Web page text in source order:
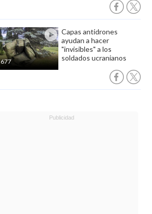
677
Capas antidrones
ayudan a hacer
"invisibles" a los
soldados ucranianos